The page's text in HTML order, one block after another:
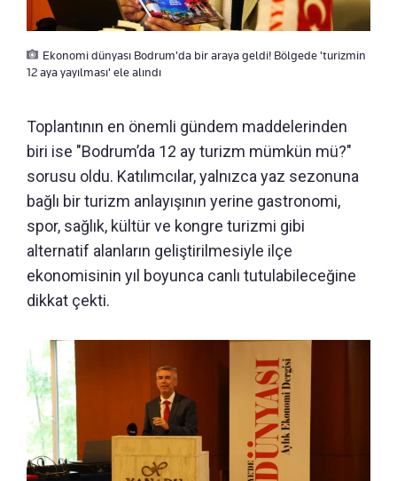
Ekonomi dünyası Bodrum'da bir araya geldi! Bölgede 'turizmin
12 aya yayılması' ele alındı
Toplantının en önemli gündem maddelerinden
biri ise "Bodrum’da 12 ay turizm mümkün mü?"
sorusu oldu. Katılımcılar, yalnızca yaz sezonuna
bağlı bir turizm anlayışının yerine gastronomi,
spor, sağlık, kültür ve kongre turizmi gibi
alternatif alanların geliştirilmesiyle ilçe
ekonomisinin yıl boyunca canlı tutulabileceğine
dikkat çekti.